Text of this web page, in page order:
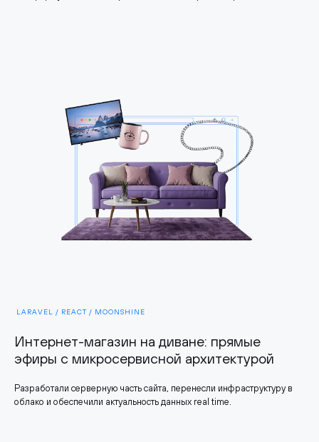
LARAVEL / REACT / MOONSHINE
Интернет-магазин на диване: прямые
эфиры с микросервисной архитектурой
Разработали серверную часть сайта, перенесли инфраструктуру в
облако и обеспечили актуальность данных real time.